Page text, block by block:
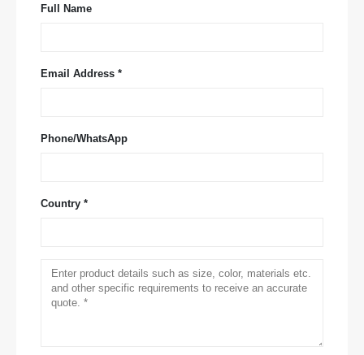
Full Name
Email Address *
Phone/WhatsApp
Country *
Zhengzhou
0086-371-67169097